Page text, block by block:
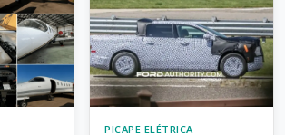
PICAPE ELÉTRICA